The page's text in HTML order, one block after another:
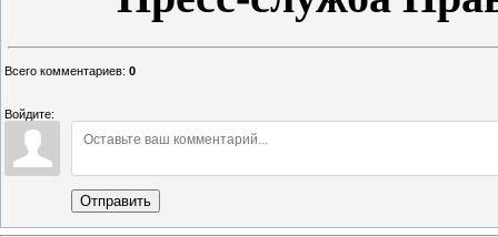
Всего комментариев: 0
Войдите:
Отправить